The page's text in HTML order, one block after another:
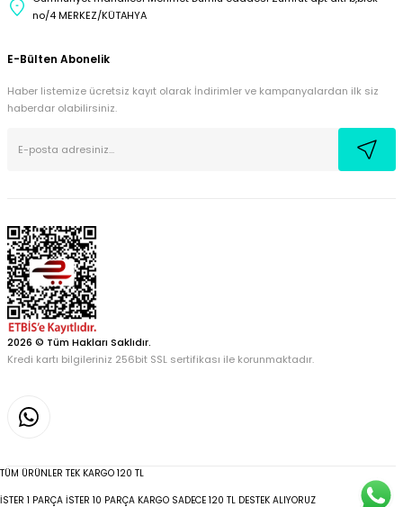
no/4 MERKEZ/KÜTAHYA
E-Bülten Abonelik
Haber listemize ücretsiz kayıt olarak İndirimler ve kampanyalardan ilk siz
haberdar olabilirsiniz.
2026 © Tüm Hakları Saklıdır.
Kredi kartı bilgileriniz 256bit SSL sertifikası ile korunmaktadır.
TÜM ÜRÜNLER TEK KARGO 120 TL
İSTER 1 PARÇA İSTER 10 PARÇA KARGO SADECE 120 TL DESTEK ALIYORUZ